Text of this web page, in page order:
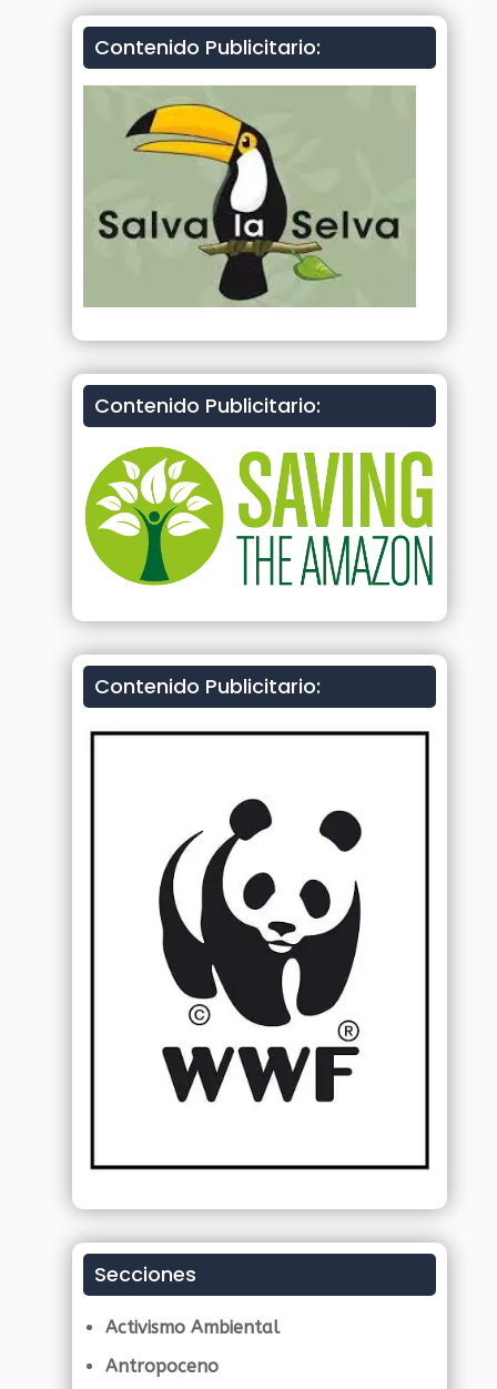
Contenido Publicitario:
Contenido Publicitario:
Contenido Publicitario:
Secciones
Activismo Ambiental
Antropoceno